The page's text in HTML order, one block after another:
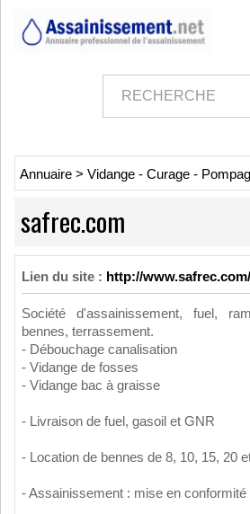
Annuaire > Vidange - Curage -
safrec.com
Lien du site : http://www.safrec.com/
Société d'assainissement, fuel,
bennes, terrassement.
- Débouchage canalisation
- Vidange de fosses
- Vidange bac à graisse
- Livraison de fuel, gasoil et GNR
- Location de bennes de 8, 10, 15, 20
- Assainissement : mise en conformité